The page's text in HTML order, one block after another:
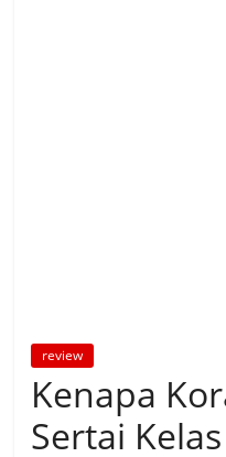
review
Kenapa
Sertai